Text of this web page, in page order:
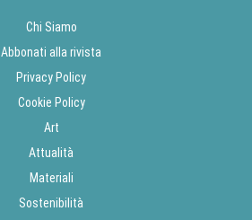
Chi Siamo
Abbonati alla rivista
Privacy Policy
Cookie Policy
Art
Attualità
Materiali
Sostenibilità